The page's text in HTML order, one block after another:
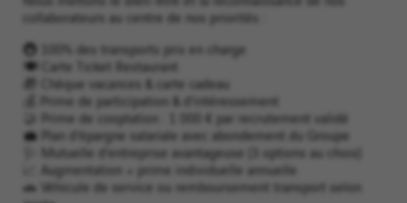
collaborateurs au centre de nos priorités :
🚇 100% des transports pris en charge
🍽️ Carte Ticket Restaurant
🎁 Chèque vacances & carte cadeau
💰 Prime de participation & d’intéressement
🤝 Prime de cooptation : 1 000 € par recrutement validé
💼 Plan d’épargne salariale avec abondement du Groupe
🩺 Mutuelle d’entreprise avantageuse (3 options au choix)
📈 Augmentation + prime individuelle annuelle
🚗 Véhicule de service ou remboursement transport selon